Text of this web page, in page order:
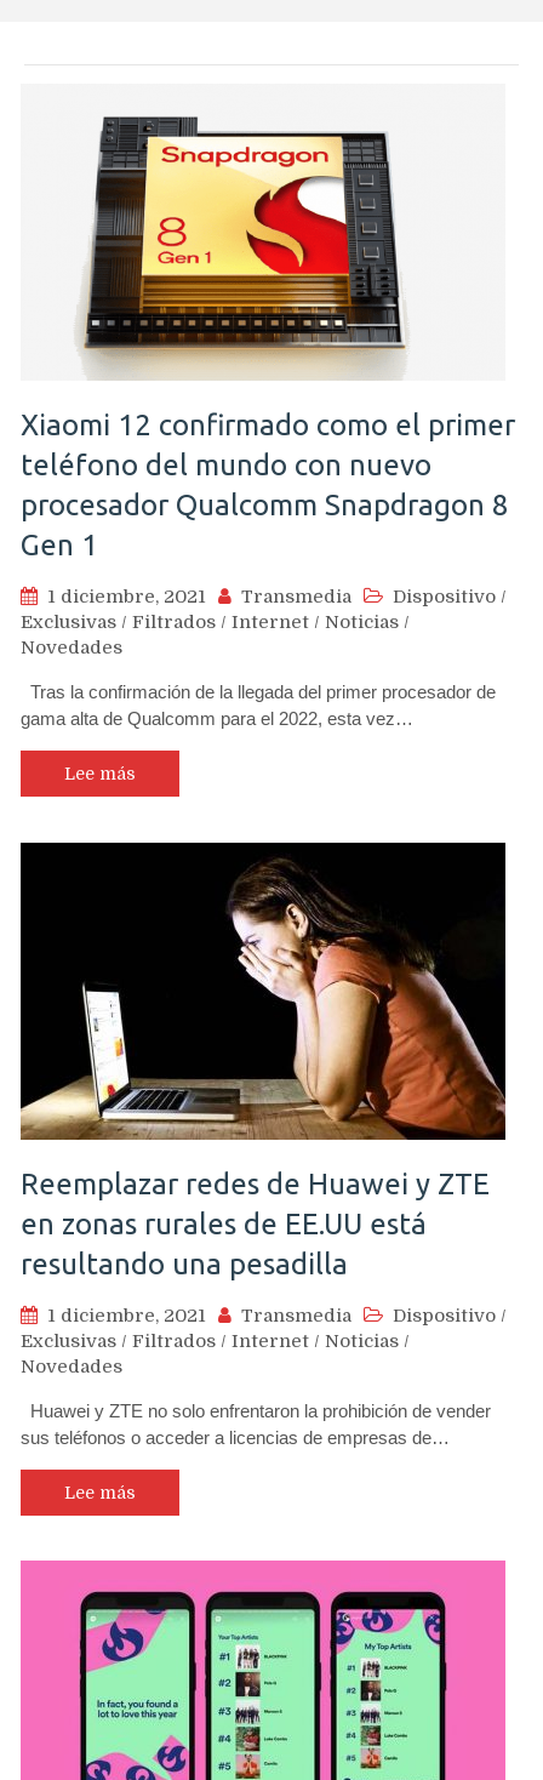
Xiaomi 12 confirmado como el primer
teléfono del mundo con nuevo
procesador Qualcomm Snapdragon 8
Gen 1
1 diciembre, 2021 Transmedia Dispositivo /
Exclusivas / Filtrados / Internet / Noticias /
Novedades
Tras la confirmación de la llegada del primer procesador de
gama alta de Qualcomm para el 2022, esta vez…
Lee más
Reemplazar redes de Huawei y ZTE
en zonas rurales de EE.UU está
resultando una pesadilla
1 diciembre, 2021 Transmedia Dispositivo /
Exclusivas / Filtrados / Internet / Noticias /
Novedades
Huawei y ZTE no solo enfrentaron la prohibición de vender
sus teléfonos o acceder a licencias de empresas de…
Lee más